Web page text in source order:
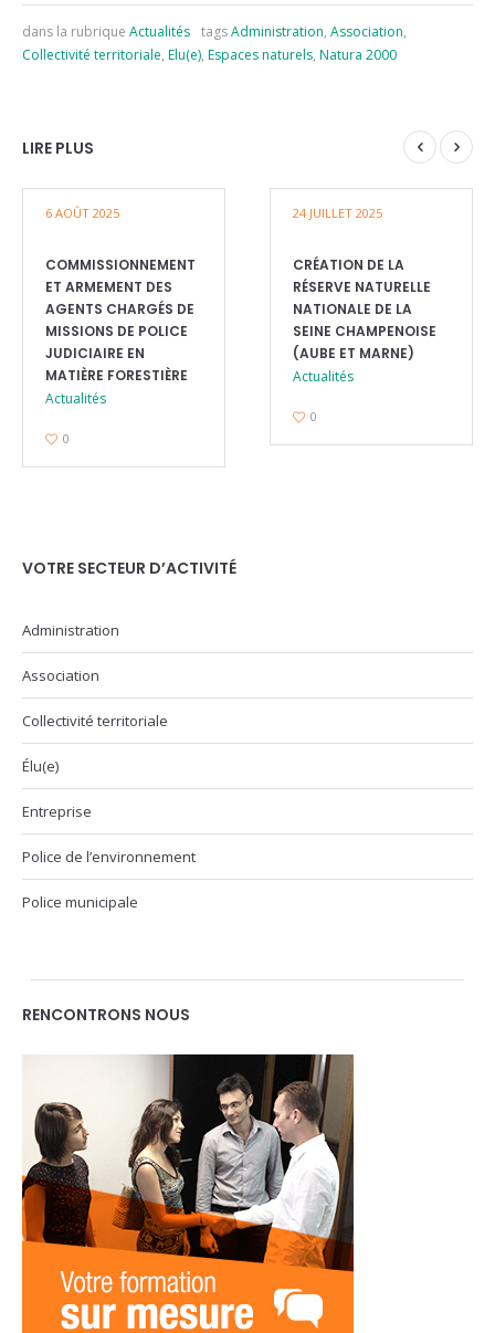
dans la rubrique Actualités tagsAdministration, Association,
Collectivité territoriale, Elu(e), Espaces naturels, Natura 2000
LIRE PLUS
6 AOÛT 2025
COMMISSIONNEMENT
ET ARMEMENT DES
AGENTS CHARGÉS DE
MISSIONS DE POLICE
JUDICIAIRE EN
MATIÈRE FORESTIÈRE
Actualités
0
24 JUILLET 2025
CRÉATION DE LA
RÉSERVE NATURELLE
NATIONALE DE LA
SEINE CHAMPENOISE
(AUBE ET MARNE)
Actualités
0
VOTRE SECTEUR D’ACTIVITÉ
Administration
Association
Collectivité territoriale
Élu(e)
Entreprise
Police de l’environnement
Police municipale
RENCONTRONS NOUS